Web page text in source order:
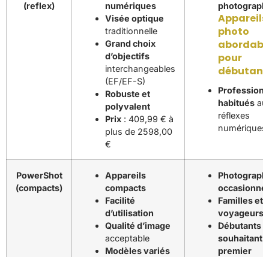
(reflex)
numériques
Visée optique
traditionnelle
Grand choix
d’objectifs
interchangeables
(EF/EF-S)
Robuste et
polyvalent
Prix : 409,99 € à
plus de 2598,00
€
Appareils
photo
pour
habitués
réflexes
numériques
PowerShot
(compacts)
Appareils
compacts
Facilité
d’utilisation
Qualité d’image
acceptable
Modèles variés
Familles et
voyageurs
Débutants
souhaitant
premier